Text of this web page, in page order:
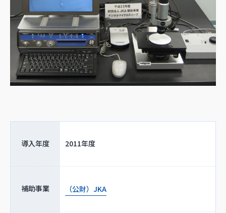
導入年度 2011年度
補助事業 （公財）JKA